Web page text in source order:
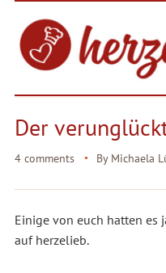
Der
4 comments By Michaela
Einige von euch hatten es
auf herzelieb.